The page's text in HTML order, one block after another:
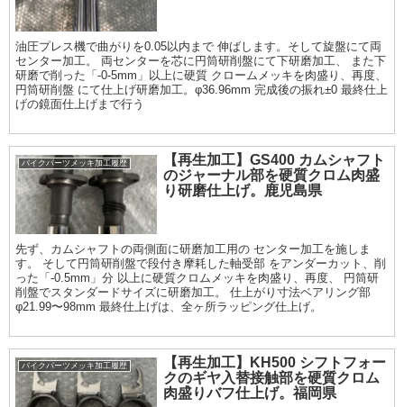
油圧プレス機で曲がりを0.05以内まで 伸ばします。そして旋盤にて両
センター加工。 両センターを芯に円筒研削盤にて下研磨加工、 また下
研磨で削った「-0-5mm」以上に硬質 クロームメッキを肉盛り、再度、
円筒研削盤 にて仕上げ研磨加工。φ36.96mm 完成後の振れ±0 最終仕上
げの鏡面仕上げまで行う
バイクパーツメッキ加工履歴
【再生加工】GS400 カムシャフト
のジャーナル部を硬質クロム肉盛
り研磨仕上げ。鹿児島県
先ず、カムシャフトの両側面に研磨加工用の センター加工を施しま
す。 そして円筒研削盤で段付き摩耗した軸受部 をアンダーカット、削
った「-0.5mm」分 以上に硬質クロムメッキを肉盛り、再度、 円筒研
削盤でスタンダードサイズに研磨加工。 仕上がり寸法ベアリング部
φ21.99〜98mm 最終仕上げは、全ヶ所ラッピング仕上げ。
バイクパーツメッキ加工履歴
【再生加工】KH500 シフトフォー
クのギヤ入替接触部を硬質クロム
肉盛りバフ仕上げ。福岡県